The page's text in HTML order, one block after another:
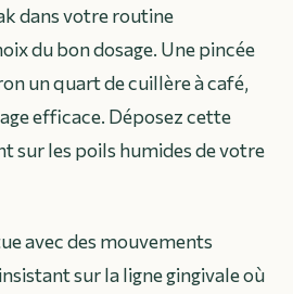
dans votre routine
du bon dosage. Une pincée
un quart de cuillère à café,
efficace. Déposez cette
sur les poils humides de votre
avec des mouvements
sur la ligne gingivale où